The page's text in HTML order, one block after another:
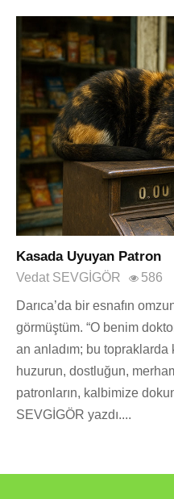
Kasada Uyuyan Patron
Vedat SEVGİGÖR 586
Darıca’da bir esnafın
görmüştüm. “O benim
an anladım; bu
huzurun, dostluğun,
patronların, kalbimize
SEVGİGÖR yazdı....